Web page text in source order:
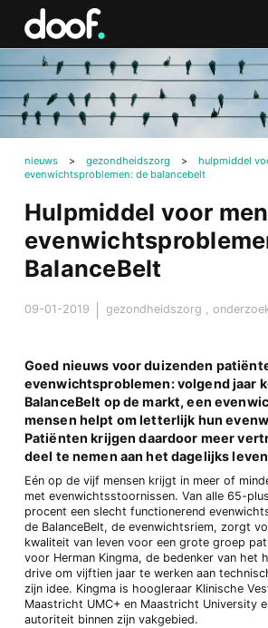
nieuws > gezondheidszorg >
hulpmiddel
evenwichtsproblemen: de balancebelt
Hulpmiddel voor
BalanceBelt
09-01-2019 gezondheidszorg
Goed nieuws voor duizenden
evenwichtsproblemen: volgend jaar
BalanceBelt op de markt, een
mensen helpt om letterlijk hun
Patiënten krijgen daardoor meer
deel te nemen aan het dagelijks
Eén op de vijf mensen krijgt in meer of
met evenwichtsstoornissen. Van alle 65-
procent een slecht functionerend
de BalanceBelt, de evenwichtsriem, zorgt
kwaliteit van leven voor een grote groep
voor Herman Kingma, de bedenker van het
drive om vijftien jaar te werken aan
zijn idee. Kingma is hoogleraar Klinische
Maastricht UMC+ en Maastricht University
autoriteit binnen zijn vakgebied.
Doof.nl